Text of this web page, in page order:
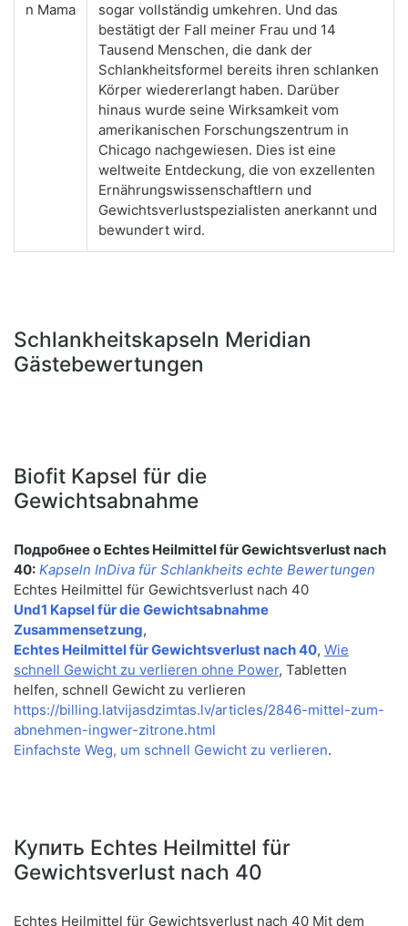
n Mama
sogar vollständig umkehren. Und das
bestätigt der Fall meiner Frau und 14
Tausend Menschen, die dank der
Schlankheitsformel bereits ihren schlanken
Körper wiedererlangt haben. Darüber
hinaus wurde seine Wirksamkeit vom
amerikanischen Forschungszentrum in
Chicago nachgewiesen. Dies ist eine
weltweite Entdeckung, die von exzellenten
Ernährungswissenschaftlern und
Gewichtsverlustspezialisten anerkannt und
bewundert wird.
Schlankheitskapseln Meridian
Gästebewertungen
Biofit Kapsel für die
Gewichtsabnahme
Подробнее о Echtes Heilmittel für Gewichtsverlust nach
40: Kapseln InDiva für Schlankheits echte Bewertungen
Echtes Heilmittel für Gewichtsverlust nach 40
Und1 Kapsel für die Gewichtsabnahme
Zusammensetzung,
Echtes Heilmittel für Gewichtsverlust nach 40, Wie
schnell Gewicht zu verlieren ohne Power, Tabletten
helfen, schnell Gewicht zu verlieren
https://billing.latvijasdzimtas.lv/articles/2846-mittel-zum-
abnehmen-ingwer-zitrone.html
Einfachste Weg, um schnell Gewicht zu verlieren.
Купить Echtes Heilmittel für
Gewichtsverlust nach 40
Echtes Heilmittel für Gewichtsverlust nach 40 Mit dem